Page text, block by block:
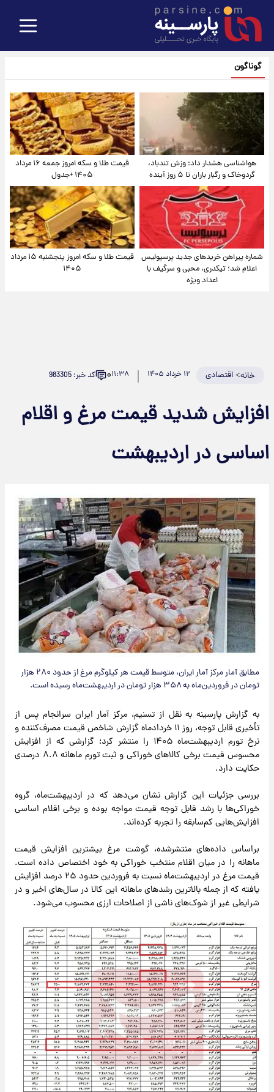
گوناگون
هواشناسی هشدار داد: وزش تندباد،
گردوخاک و رگبار باران تا ۵ روز آینده
قیمت طلا و سکه امروز جمعه ۱۶ مرداد
۱۴۰۵ +جدول
شماره پیراهن خریدهای جدید پرسپولیس
اعلام شد؛ تیکدری، محبی و سرگیف با
اعداد ویژه
قیمت طلا و سکه امروز پنجشنبه ۱۵ مرداد
۱۴۰۵
خانه>اقتصادی ۱۲ خرداد ۱۴۰۵ ۱۱:۳۸۰ کد خبر: 983305
افزایش شدید قیمت مرغ و اقلام
اساسی در اردیبهشت
مطابق آمار مرکز آمار ایران، متوسط قیمت هر کیلوگرم مرغ از حدود ۲۸۰ هزار
تومان در فروردین‌ماه به ۳۵۸ هزار تومان در اردیبهشت‌ماه رسیده است.
به گزارش پارسینه به نقل از تسنیم، مرکز آمار ایران سرانجام پس از
تأخیری قابل توجه، روز ۱۱ خردادماه گزارش شاخص قیمت مصرف‌کننده و
نرخ تورم اردیبهشت‌ماه ۱۴۰۵ را منتشر کرد؛ گزارشی که از افزایش
محسوس قیمت برخی کالاهای خوراکی و ثبت تورم ماهانه ۸.۸ درصدی
حکایت دارد.
بررسی جزئیات این گزارش نشان می‌دهد که در اردیبهشت‌ماه، گروه
خوراکی‌ها با رشد قابل توجه قیمت مواجه بوده و برخی اقلام اساسی
افزایش‌هایی کم‌سابقه را تجربه کرده‌اند.
براساس داده‌های منتشرشده، گوشت مرغ بیشترین افزایش قیمت
ماهانه را در میان اقلام منتخب خوراکی به خود اختصاص داده است.
قیمت مرغ در اردیبهشت‌ماه نسبت به فروردین حدود ۲۵ درصد افزایش
یافته که از جمله بالاترین رشدهای ماهانه این کالا در سال‌های اخیر و در
شرایطی غیر از شوک‌های ناشی از اصلاحات ارزی محسوب می‌شود.